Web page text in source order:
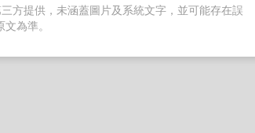
方提供，未涵蓋圖片及系統文字，並可能存在誤
為準。